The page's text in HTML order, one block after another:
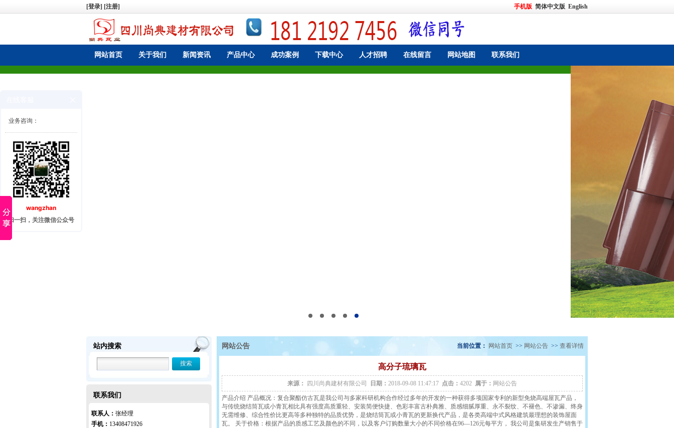
[登录] [注册] 手机版 简体中文版 English
网站首页 关于我们 新闻资讯 产品中心 成功案例 下载中心 人才招聘 在线留言 网站地图 联系我们
站内搜索
联系我们
联系人： 张经理
手机： 13408471926
当前位置： 网站首页 >> 网站公告 >> 查看详情
网站公告
高分子琉璃瓦
来源： 四川尚典建材有限公司 日期： 2018-09-08 11:47:17 点击： 4202 属于： 网站公告
产品介绍 产品概况：复合聚酯仿古瓦是我公司与多家科研机构合作经过多年的开发的一种获得多项国家专利的新型免烧高端屋瓦产品，
与传统烧结筒瓦或小青瓦相比具有强度高质重轻、安装简便快捷、色彩丰富古朴典雅、质感细腻厚重、永不裂纹、不褪色、不渗漏、终身
无需维修、综合性价比更高等多种独特的品质优势，是烧结筒瓦或小青瓦的更新换代产品，是各类高端中式风格建筑最理想的装饰屋面
瓦。 关于价格：根据产品的质感工艺及颜色的不同，以及客户订购数量大小的不同价格在96—126元每平方， 我公司是集研发生产销售于
业务咨询：
wangzhan
扫一扫，关注微信公众号